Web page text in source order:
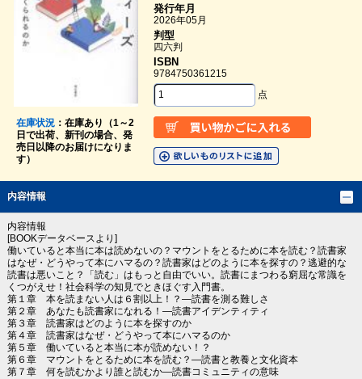
在庫状況：在庫あり（1～2
日で出荷、新刊の場合、発
売日以降のお届けになりま
す）
発行年月
2026年05月
判型
四六判
ISBN
9784750361215
点
内容情報
内容情報
[BOOKデータベースより]
働いていると本当に本は読めないの？マウントをとるために本を読む？読書家
はなぜ・どうやって本にハマるの？読書家はどのように本を探すの？逃避的な
読書は悪いこと？「読む」はもっと自由でいい。読書にまつわる窮屈な常識を
くつがえせ！社会科学の知見でときほぐす入門書。
第１章 本を読まない人は６割以上！？―読書を測る難しさ
第２章 あなたも読書家になれる！―読書アイデンティティ
第３章 読書家はどのように本を探すのか
第４章 読書家はなぜ・どうやって本にハマるのか
第５章 働いていると本当に本が読めない！？
第６章 マウントをとるために本を読む？―読書と教養と文化資本
第７章 何を読むかより誰と読むか―読書コミュニティの意味